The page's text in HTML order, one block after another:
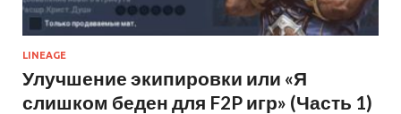
LINEAGE
Улучшение экипировки или «Я
слишком беден для F2P игр» (Часть 1)